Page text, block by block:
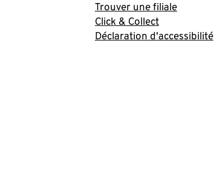
Trouver une filiale
Click & Collect
Déclaration d'accessibilité